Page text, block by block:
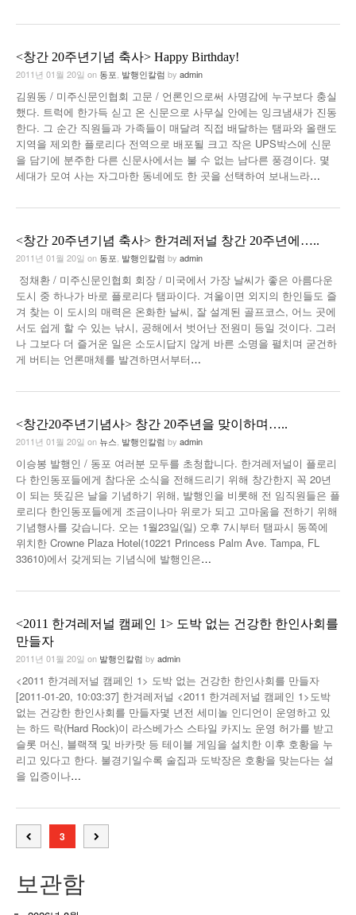
<창간 20주년기념 축사> Happy Birthday!
2011년 01월 20일 on 동포 발행인칼럼 by admin
김원동 / 미주신문인협회 고문 / 언론인으로써 사명감에 누구보다 충실
했다. 트럭에 한가득 싣고 온 신문으로 사무실 안에는 잉크냄새가 진동
한다. 그 순간 직원들과 가족들이 매달려 직접 배달하는 탬파와 올랜도
지역을 제외한 플로리다 전역으로 배포될 크고 작은 UPS박스에 신문
을 담기에 분주한 다른 신문사에서는 불 수 없는 남다른 풍경이다. 몇
세대가 모여 사는 자그마한 동네에도 한 곳을 선택하여 보내느라…
<창간 20주년기념 축사> 한겨레저널 창간 20주년에…..
2011년 01월 20일 on 동포 발행인칼럼 by admin
정채환 / 미주신문인협회 회장 / 미국에서 가장 날씨가 좋은 아름다운
도시 중 하나가 바로 플로리다 탬파이다. 겨울이면 외지의 한인들도 즐
겨 찾는 이 도시의 매력은 온화한 날씨, 잘 설계된 골프코스, 어느 곳에
서도 쉽게 할 수 있는 낚시, 공해에서 벗어난 전원미 등일 것이다. 그러
나 그보다 더 즐거운 일은 소도시답지 않게 바른 소명을 펼치며 굳건하
게 버티는 언론매체를 발견하면서부터…
<창간20주년기념사> 창간 20주년을 맞이하며…..
2011년 01월 20일 on뉴스 발행인칼럼 by admin
이승봉 발행인 / 동포 여러분 모두를 초청합니다. 한겨레저널이 플로리
다 한인동포들에게 참다운 소식을 전해드리기 위해 창간한지 꼭 20년
이 되는 뜻깊은 날을 기념하기 위해, 발행인을 비롯해 전 임직원들은 플
로리다 한인동포들에게 조금이나마 위로가 되고 고마움을 전하기 위해
기념행사를 갖습니다. 오는 1월23일(일) 오후 7시부터 탬파시 동쪽에
위치한 Crowne Plaza Hotel(10221 Princess Palm Ave. Tampa, FL
33610)에서 갖게되는 기념식에 발행인은…
<2011 한겨레저널 캠페인 1> 도박 없는 건강한 한인사회를
만들자
2011년 01월 20일 on 발행인칼럼 by admin
<2011 한겨레저널 캠페인 1> 도박 없는 건강한 한인사회를 만들자
[2011-01-20, 10:03:37] 한겨레저널 <2011 한겨레저널 캠페인 1>도박
없는 건강한 한인사회를 만들자몇 년전 세미놀 인디언이 운영하고 있
는 하드 락(Hard Rock)이 라스베가스 스타일 카지노 운영 허가를 받고
슬롯 머신, 블랙잭 및 바카랏 등 테이블 게임을 설치한 이후 호황을 누
리고 있다고 한다. 불경기일수록 술집과 도박장은 호황을 맞는다는 설
을 입증이나…
3
보관함